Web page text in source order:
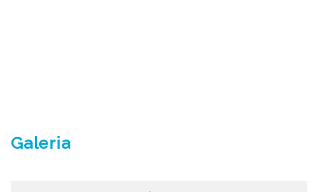
Galeria